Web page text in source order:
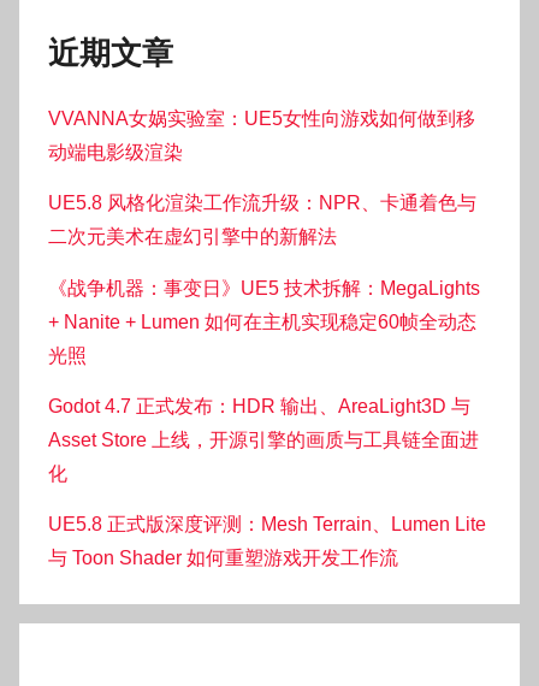
近期文章
VVANNA女娲实验室：UE5女性向游戏如何做到移
动端电影级渲染
UE5.8 风格化渲染工作流升级：NPR、卡通着色与
二次元美术在虚幻引擎中的新解法
《战争机器：事变日》UE5 技术拆解：MegaLights
+ Nanite + Lumen 如何在主机实现稳定60帧全动态
光照
Godot 4.7 正式发布：HDR 输出、AreaLight3D 与
Asset Store 上线，开源引擎的画质与工具链全面进
化
UE5.8 正式版深度评测：Mesh Terrain、Lumen Lite
与 Toon Shader 如何重塑游戏开发工作流